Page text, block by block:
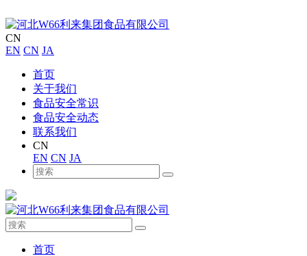
CN
EN CN JA
首页
关于我们
食品安全常识
食品安全动态
联系我们
CN
EN CN JA
首页